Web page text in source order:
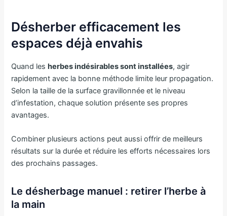
Désherber efficacement les
espaces déjà envahis
Quand lesherbes indésirables sont installées, agir
rapidement avec la bonne méthode limite leur propagation.
Selon la taille de la surface gravillonnée et le niveau
d’infestation, chaque solution présente ses propres
avantages.
Combiner plusieurs actions peut aussi offrir de meilleurs
résultats sur la durée et réduire les efforts nécessaires lors
des prochains passages.
Le désherbage manuel : retirer l’herbe à
la main